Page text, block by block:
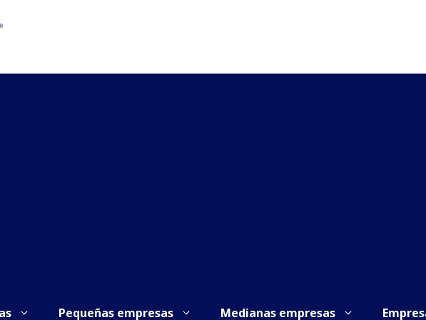
Pequeñas empresas Medianas empresas